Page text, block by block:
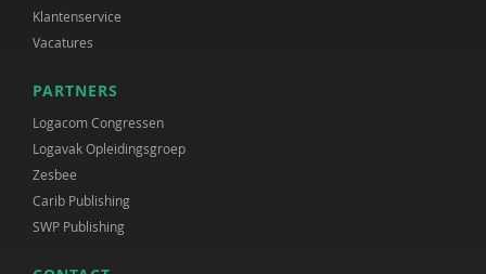
Klantenservice
Vacatures
PARTNERS
Logacom Congressen
Logavak Opleidingsgroep
Zesbee
Carib Publishing
SWP Publishing